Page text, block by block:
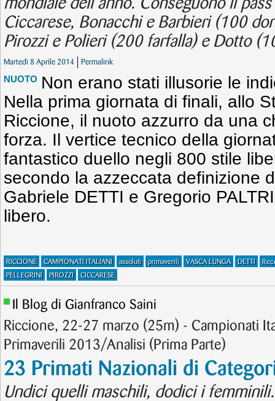
mondiale dell’anno. Conseguono il
Ciccarese, Bonacchi e Barbieri (100
Pirozzi e Polieri (200 farfalla) e Dotto
Martedì 8 Aprile 2014 Permalink
NUOTO Non erano stati illusorie le
Nella prima giornata di finali, allo
Riccione, il nuoto azzurro da una
forza. Il vertice tecnico della
fantastico duello negli 800 stile
secondo la azzeccata definizione
Gabriele DETTI e Gregorio
libero.
RICCIONE CAMPIONATI ITALIANI assoluti primaverili VASCA LUNGA DETTI
PELLEGRINI
PIROZZI CICCARESE
Il Blog di Gianfranco Saini
Riccione, 22-27 marzo (25m) - Campionati
Primaverili 2013/Analisi (Prima Parte)
23 Primati Nazionali di
Undici quelli maschili, dodici i